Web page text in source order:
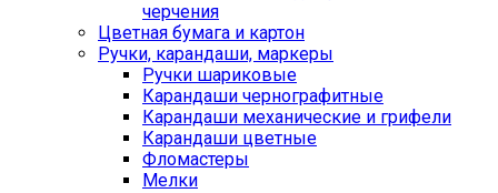
черчения
Цветная бумага и картон
Ручки, карандаши, маркеры
Ручки шариковые
Карандаши чернографитные
Карандаши механические и грифели
Карандаши цветные
Фломастеры
Мелки